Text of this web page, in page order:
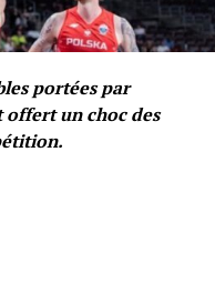
portées par
un choc des